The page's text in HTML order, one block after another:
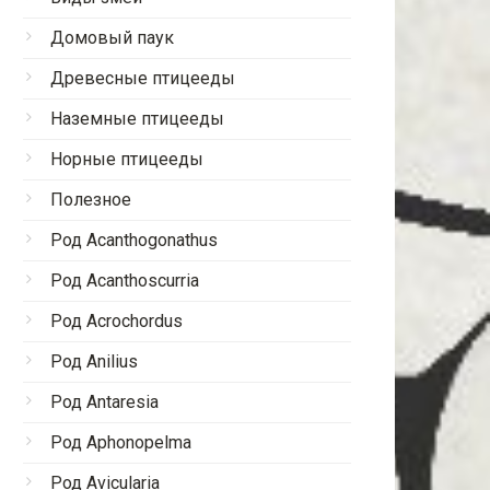
Домовый паук
Древесные птицееды
Наземные птицееды
Норные птицееды
Полезное
Род Acanthogonathus
Род Acanthoscurria
Род Acrochordus
Род Anilius
Род Antaresia
Род Aphonopelma
Род Avicularia